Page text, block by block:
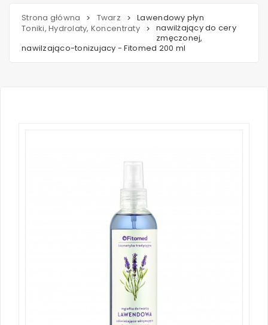
Strona główna > Twarz
>
Toniki, Hydrolaty, Koncentraty >
Lawendowy płyn
nawilżający do cery
zmęczonej,
nawilzająco-tonizujacy - Fitomed 200 ml